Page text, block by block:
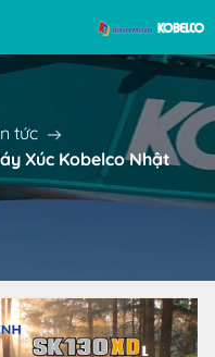
tức
Xúc Kobelco Nhật